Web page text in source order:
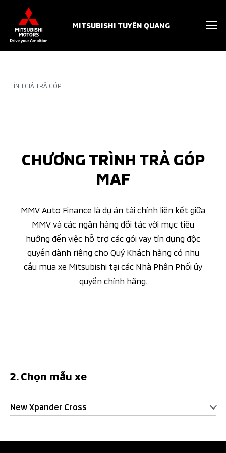
MITSUBISHI TUYÊN QUANG
TÍNH GIÁ TRẢ GÓP
CHƯƠNG TRÌNH TRẢ GÓP
MAF
MMV Auto Finance là dự án tài chính liên kết giữa
MMV và các ngân hàng đối tác với mục tiêu
hướng đến việc hỗ trợ các gói vay tín dụng độc
quyền dành riêng cho Quý Khách hàng có nhu
cầu mua xe Mitsubishi tại các Nhà Phân Phối ủy
quyền chính hãng.
2. Chọn mẫu xe
New Xpander Cross